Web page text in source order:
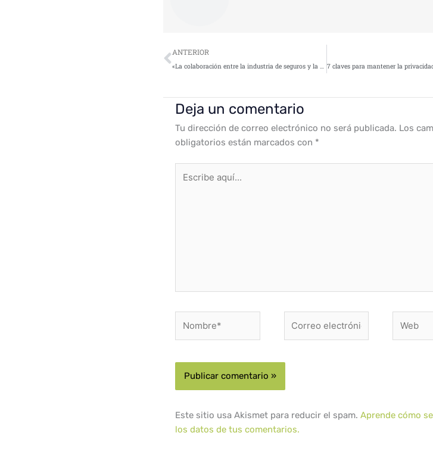
Ant
ANTERIOR
«La colaboración entre la industria de seguros y la comunidad de ciberseguridad es fundamental y puede ser beneficiosa para ambas partes»
Deja un comentario
Tu dirección de correo electrónico no será publicada. Los
obligatorios están marcados con *
aquí...
electrónico*
Este sitio usa Akismet para reducir el spam.Aprende cómo
los datos de tus comentarios.